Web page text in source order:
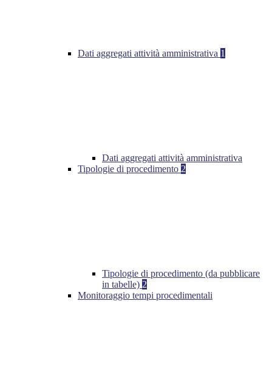
Dati aggregati attività amministrativa 1
Dati aggregati attività amministrativa
Tipologie di procedimento 2
Tipologie di procedimento (da pubblicare
in tabelle) 2
Monitoraggio tempi procedimentali